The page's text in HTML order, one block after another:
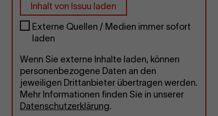
Inhalt von Issuu laden
Externe Quellen / Medien immer sofort
laden
Wenn Sie externe Inhalte laden, können
personenbezogene Daten an den
jeweiligen Drittanbieter übertragen werden.
Mehr Informationen finden Sie in unserer
Datenschutzerklärung.